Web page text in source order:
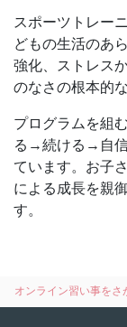
スポーツトレー
どもの生活のあ
強化、ストレス
のなさの根本的
プログラムを組
る→続ける→自信
ています。お子
による成長を親
す。
オンライン習い事をさ